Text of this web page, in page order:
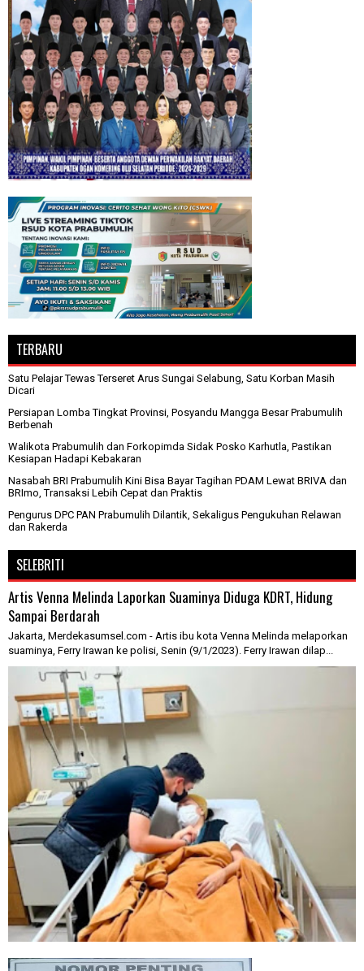
TERBARU
Satu Pelajar Tewas Terseret Arus Sungai Selabung, Satu Korban Masih
Dicari
Persiapan Lomba Tingkat Provinsi, Posyandu Mangga Besar Prabumulih
Berbenah
Walikota Prabumulih dan Forkopimda Sidak Posko Karhutla, Pastikan
Kesiapan Hadapi Kebakaran
Nasabah BRI Prabumulih Kini Bisa Bayar Tagihan PDAM Lewat BRIVA dan
BRImo, Transaksi Lebih Cepat dan Praktis
Pengurus DPC PAN Prabumulih Dilantik, Sekaligus Pengukuhan Relawan
dan Rakerda
SELEBRITI
Artis Venna Melinda Laporkan Suaminya Diduga KDRT, Hidung
Sampai Berdarah
Jakarta, Merdekasumsel.com - Artis ibu kota Venna Melinda melaporkan
suaminya, Ferry Irawan ke polisi, Senin (9/1/2023). Ferry Irawan dilap...